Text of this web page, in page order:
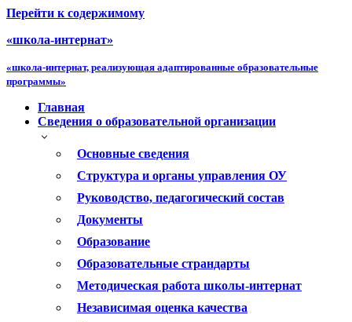
Перейти к содержимому
«школа-интернат»
«школа-интернат, реализующая адаптированные образовательные
программы»
Главная
Сведения о образовательной организации
Основные сведения
Структура и органы управления ОУ
Руководство, педагогический состав
Документы
Образование
Образовательные страндарты
Методическая работа школы-интернат
Независимая оценка качества